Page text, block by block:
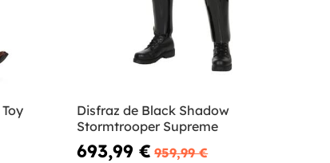
Disfraz de Black Shadow
Stormtrooper Supreme
693,99 € 959,99 €